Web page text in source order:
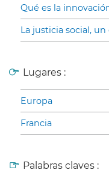
Qué es la
La justicia social,
Lugares :
Europa
Francia
Palabras claves :